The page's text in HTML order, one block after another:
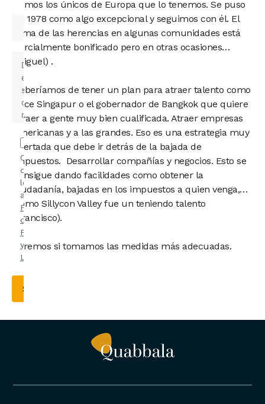
Somos los únicos de Europa que lo tenemos. Se puso
en 1978 como algo excepcional y seguimos con él. El
tema de las herencias en algunas comunidades está
parcialmente bonificado pero en otras ocasiones…
(Miguel) .
Deberíamos de tener un plan para atraer talento como
hace Singapur o el gobernador de Bangkok que quiere
atraer a gente muy bien cualificada. Atraer empresas
americanas y a las grandes. Eso es una estrategia muy
acertada que debe ir detrás de la bajada de
impuestos. Desarrollar compañías y negocios. Esto se
consigue dando facilidades como obtener la
ciudadanía, bajadas en los impuestos a quien venga,…
Como Sillycon Valley fue un teniendo talento
(Francisco).
Veremos si tomamos las medidas más adecuadas.
Confirmo
que he
leído y
acepto la
Política
de
Privacidad
y elAviso
Legal